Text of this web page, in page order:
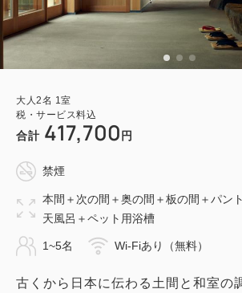
大人 2名 1 室
税・サービス料込
合計 417,700 円
禁煙
本間＋次の間＋奥の間＋板の間＋パン
天風呂＋ペット用浴槽
1~5名 Wi-Fiあり（無料）
古くから日本に伝わる土間と和室の